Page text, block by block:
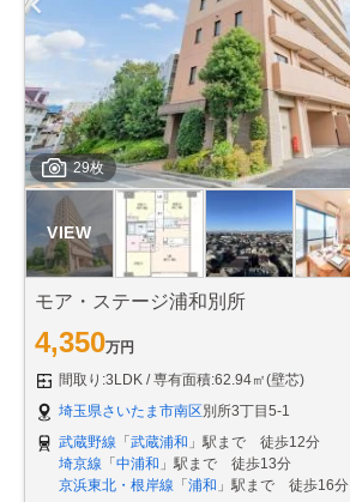
29枚
モア・ステージ浦和別所
4,350万円
間取り:3LDK
専有面積:62.94㎡(壁芯)
埼玉県さいたま市南区別所3丁目5-1
武蔵野線 「武蔵浦和 」駅まで 徒歩12分
埼京線 「中浦和 」駅まで 徒歩13分
京浜東北・根岸線 「浦和 」駅まで 徒歩16分